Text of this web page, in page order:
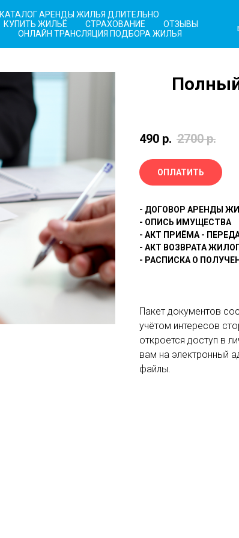
КАТАЛОГ АРЕНДЫ ЖИЛЬЯ ДЛИТЕЛЬНО
КУПИТЬ ЖИЛЬЁ СТРАХОВАНИЕ
ОТЗЫВЫ
ОНЛАЙН ТРАНСЛЯЦИЯ ПОДБОРА ЖИЛЬЯ
490 р. 2700 р.
ОПЛАТИТЬ
- ДОГОВОР АРЕНДЫ
- ОПИСЬ ИМУЩЕСТВА
- АКТ ПРИЁМА -
- АКТ ВОЗВРАТА
- РАСПИСКА О
Пакет документов
учётом интересов
откроется доступ в
вам на электронный
файлы.